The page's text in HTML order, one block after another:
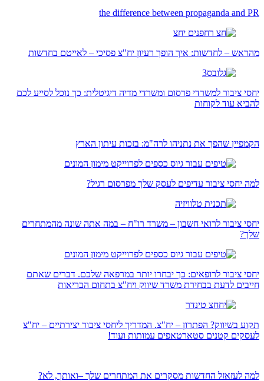
the difference between propaganda and PR
מהראש – לחדשות: איך הופך רעיון יח"צ פסיכי – לאייטם בחדשות
יחסי ציבור למשרדי פרסום ומשרדי מדיה דיגיטלית: כך נוכל לסייע לכם
להביא עוד לקוחות
הקמפיין שהפך את נתניהו לרה"מ: בזכות עיתון הארץ
למה יחסי ציבור עדיפים לעסק שלך מפרסום רגיל?
יחסי ציבור לרואי חשבון – משרד רו"ח – במה אתה שונה מהמתחרים
שלך?
יחסי ציבור לרופאים: כך יבחרו יותר במרפאה שלכם. דברים שאתם
חייבים לדעת בבחירת משרד שיווק ויח"צ בתחום הבריאות
תקוע בשיווק? הפתרון – יח"צ. המדריך ליחסי ציבור יצירתיים – יח"צ
לעסקים קטנים סטארטאפים עמותות ועוד!
למה לעזאזל החדשות מסקרים את המתחרים שלך –ואותך, לא?